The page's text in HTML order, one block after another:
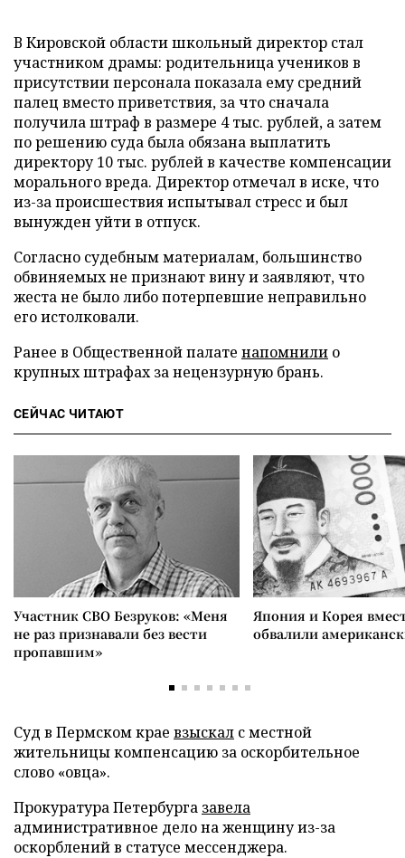
В Кировской области школьный директор стал
участником драмы: родительница учеников в
присутствии персонала показала ему средний
палец вместо приветствия, за что сначала
получила штраф в размере 4 тыс. рублей, а затем
по решению суда была обязана выплатить
директору 10 тыс. рублей в качестве компенсации
морального вреда. Директор отмечал в иске, что
из-за происшествия испытывал стресс и был
вынужден уйти в отпуск.
Согласно судебным материалам, большинство
обвиняемых не признают вину и заявляют, что
жеста не было либо потерпевшие неправильно
его истолковали.
Ранее в Общественной палате напомнили о
крупных штрафах за нецензурную брань.
СЕЙЧАС ЧИТАЮТ
Участник СВО Безруков: «Меня
не раз признавали без вести
пропавшим»
Япония и Корея
обвалили
Суд в Пермском крае взыскал с местной
жительницы компенсацию за оскорбительное
слово «овца».
Прокуратура Петербурга завела
административное дело на женщину из-за
оскорблений в статусе мессенджера.